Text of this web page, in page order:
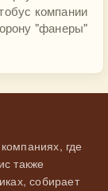
компании
"фанеры"
где
также
собирает